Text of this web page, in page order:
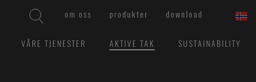
om oss produkter download
VÅRE TJENESTER AKTIVE TAK SUSTAINABILITY